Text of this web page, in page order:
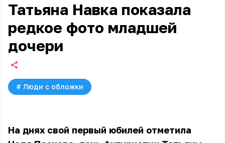
Татьяна Навка показала
редкое фото младшей
дочери
# Люди с обложки
На днях свой первый юбилей отметила